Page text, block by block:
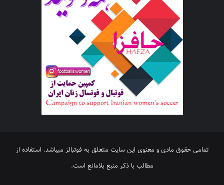
تمامی حقوق مادی و معنوی این سایت متعلق به فوتبالز میباشد. استفاده از
مطالب با ذکر منبع بلامانع است.